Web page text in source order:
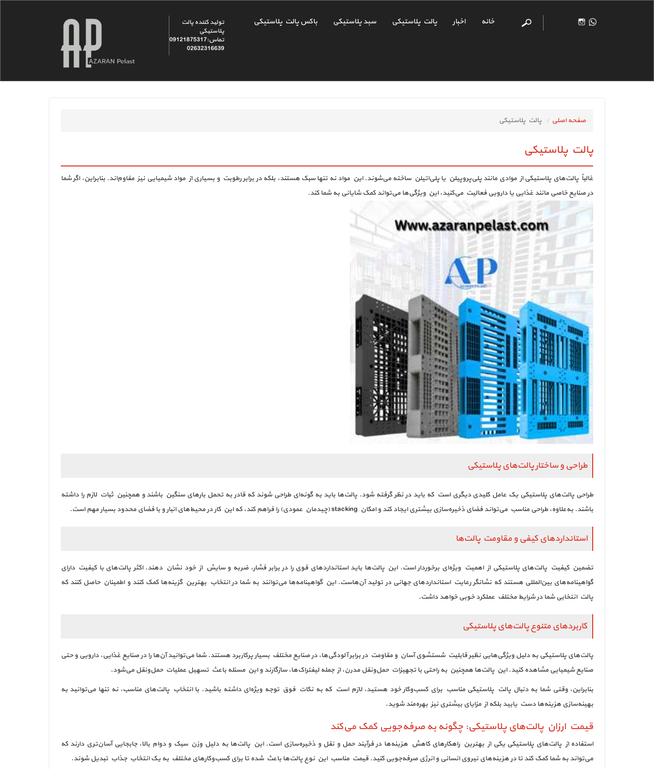
خانه اخبار پالت پلاستیکی سبد پلاستیکی باکس پالت پلاستیکی
تولید کننده پالت
پلاستیکی
تماس:09121875317
02632316639
صفحه اصلی پالت پلاستیکی
پالت پلاستیکی
غالباً پالت‌های پلاستیکی از موادی مانند پلی‌پروپیلن یا پلی‌اتیلن ساخته می‌شوند. این مواد نه تنها سبک هستند، بلکه در برابر رطوبت و بسیاری از مواد شیمیایی نیز مقاوم‌اند. بنابراین، اگر شما
در صنایع خاصی مانند غذایی یا دارویی فعالیت می‌کنید، این ویژگی‌ها می‌تواند کمک شایانی به شما کند.
طراحی و ساختار پالت‌های پلاستیکی
طراحی پالت‌های پلاستیکی یک عامل کلیدی دیگری است که باید در نظر گرفته شود. پالت‌ها باید به گونه‌ای طراحی شوند که قادر به تحمل بارهای سنگین باشند و همچنین ثبات لازم را داشته
باشند. به‌علاوه، طراحی مناسب می‌تواند فضای ذخیره‌سازی بیشتری ایجاد کند و امکان stacking (چیدمان عمودی) را فراهم کند، که این کار در محیط‌های انبار و با فضای محدود بسیار مهم است.
استانداردهای کیفی و مقاومت پالت‌ها
تضمین کیفیت پالت‌های پلاستیکی از اهمیت ویژه‌ای برخوردار است. این پالت‌ها باید استانداردهای قوی را در برابر فشار، ضربه و سایش از خود نشان دهند. اکثر پالت‌های با کیفیت دارای
گواهینامه‌های بین‌المللی هستند که نشانگر رعایت استانداردهای جهانی در تولید آن‌هاست. این گواهینامه‌ها می‌توانند به شما در انتخاب بهترین گزینه‌ها کمک کنند و اطمینان حاصل کنند که
پالت انتخابی شما در شرایط مختلف عملکرد خوبی خواهد داشت.
کاربردهای متنوع پالت‌های پلاستیکی
پالت‌های پلاستیکی به دلیل ویژگی‌هایی نظیر قابلیت شستشوی آسان و مقاومت در برابر آلودگی‌ها، در صنایع مختلف بسیار پرکاربرد هستند. شما می‌توانید آن‌ها را در صنایع غذایی، دارویی و حتی
صنایع شیمیایی مشاهده کنید. این پالت‌ها همچنین به راحتی با تجهیزات حمل‌ونقل مدرن، از جمله لیفتراک‌ها، سازگارند و این مسئله باعث تسهیل عملیات حمل‌ونقل می‌شود.
بنابراین، وقتی شما به دنبال پالت پلاستیکی مناسب برای کسب‌وکار خود هستید، لازم است که به نکات فوق توجه ویژه‌ای داشته باشید. با انتخاب پالت‌های مناسب، نه تنها می‌توانید به
بهینه‌سازی هزینه‌ها دست یابید بلکه از مزایای بیشتری نیز بهره‌مند شوید.
قیمت ارزان پالت‌های پلاستیکی: چگونه به صرفه‌جویی کمک می‌کند
استفاده از پالت‌های پلاستیکی یکی از بهترین راهکارهای کاهش هزینه‌ها در فرآیند حمل و نقل و ذخیره‌سازی است. این پالت‌ها به دلیل وزن سبک و دوام بالا، جابجایی آسان‌تری دارند که
می‌تواند به شما کمک کند تا در هزینه‌های نیروی انسانی و انرژی صرفه‌جویی کنید. قیمت مناسب این نوع پالت‌ها باعث شده تا برای کسب‌وکارهای مختلف به یک انتخاب جذاب تبدیل شوند.